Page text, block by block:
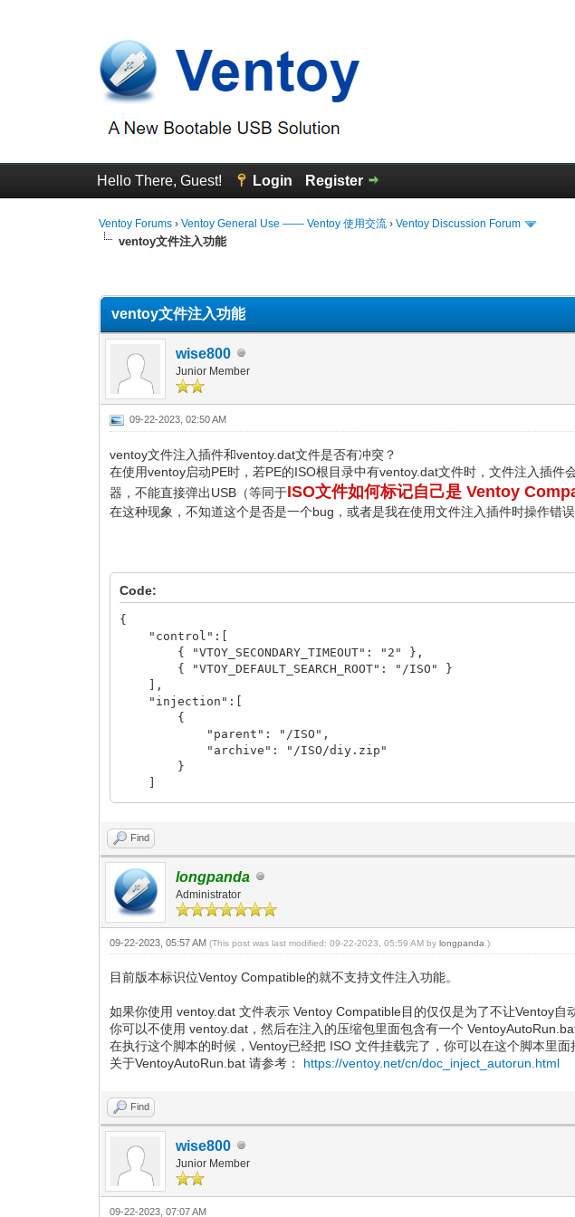
Hello There, Guest! Login Register
Ventoy Forums ›Ventoy General Use —— Ventoy 使用交流 ›Ventoy Discussion Forum
ventoy文件注入功能
ventoy文件注入功能
wise800
Junior Member
09-22-2023, 02:50 AM
ventoy文件注入插件和ventoy.dat文件是否有冲突？
在使用ventoy启动PE时，若PE的ISO根目录中有ventoy.dat文件时，文件注入插
器，不能直接弹出USB（等同于ISO文件如何标记自己是 Ventoy
在这种现象，不知道这个是否是一个bug，或者是我在使用文件注入插件时操作错
Code:
{
"control":[
{ "VTOY_SECONDARY_TIMEOUT": "2" },
{ "VTOY_DEFAULT_SEARCH_ROOT": "/ISO" }
],
"injection":[
{
"parent": "/ISO",
"archive": "/ISO/diy.zip"
}
Find
longpanda
Administrator
09-22-2023, 05:57 AM(This post was last modified: 09-22-2023, 05:59 AM bylongpanda .)
目前版本标识位Ventoy Compatible的就不支持文件注入功能。
如果你使用 ventoy.dat 文件表示 Ventoy Compatible目的仅仅是为了不让Ventoy自
你可以不使用 ventoy.dat，然后在注入的压缩包里面包含有一个
在执行这个脚本的时候，Ventoy已经把 ISO 文件挂载完了，你可以在这个脚本里面
关于VentoyAutoRun.bat 请参考： https://ventoy.net/cn/doc_inject_autorun.html
Find
wise800
Junior Member
09-22-2023, 07:07 AM